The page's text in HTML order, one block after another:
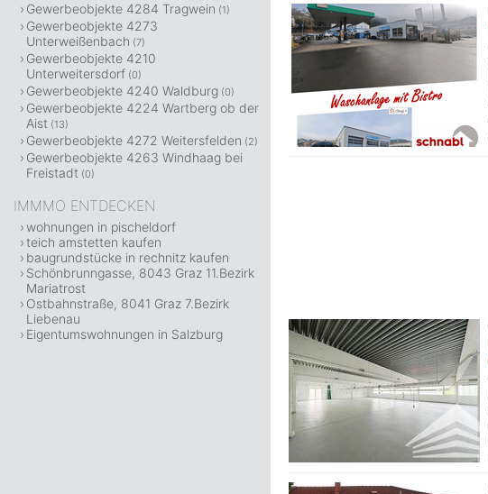
Gewerbeobjekte 4284 Tragwein (1)
Gewerbeobjekte 4273
Unterweißenbach (7)
Gewerbeobjekte 4210
Unterweitersdorf (0)
Gewerbeobjekte 4240 Waldburg (0)
Gewerbeobjekte 4224 Wartberg ob der
Aist (13)
Gewerbeobjekte 4272 Weitersfelden (2)
Gewerbeobjekte 4263 Windhaag bei
Freistadt (0)
IMMMO ENTDECKEN
wohnungen in pischeldorf
teich amstetten kaufen
baugrundstücke in rechnitz kaufen
Schönbrunngasse, 8043 Graz 11.Bezirk
Mariatrost
Ostbahnstraße, 8041 Graz 7.Bezirk
Liebenau
Eigentumswohnungen in Salzburg